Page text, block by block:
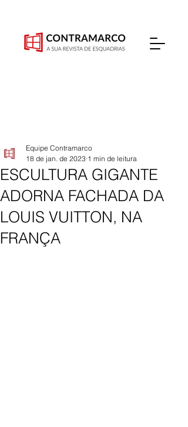
ESCULTURA GIGANTE
ADORNA FACHADA DA
LOUIS VUITTON, NA
FRANÇA
Equipe Contramarco
18 de jan. de 2023 1 min de leitura